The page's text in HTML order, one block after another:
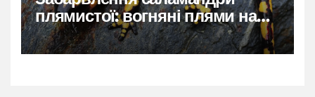
плямистої: вогняні плями на
чорному тлі